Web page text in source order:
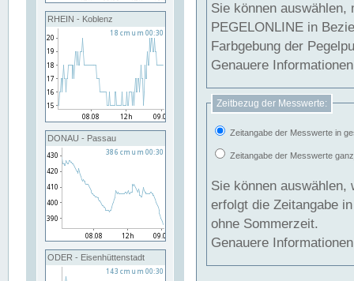
RHEIN - Koblenz
DONAU - Passau
ODER - Eisenhüttenstadt
Sie können
PEGELONLINE in Beziehung
Farbgebung der
Genauere
Zeitbezug der Messwerte:
Zeitangabe der Messwerte in
Zeitangabe der Messwerte
Sie können auswählen,
erfolgt die Zeitangabe
ohne Sommerzeit.
Genauere